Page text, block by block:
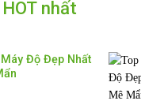
nhất
Độ Đẹp Nhất